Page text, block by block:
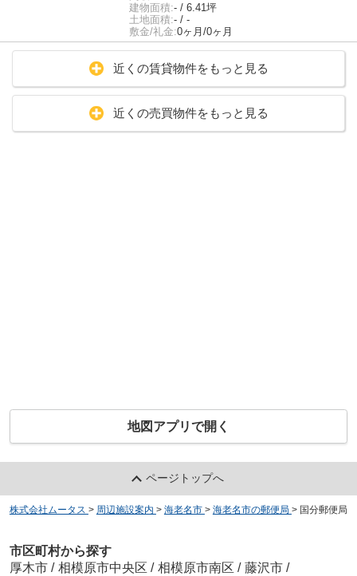
建物面積:- / 6.41坪
土地面積:- / -
敷金/礼金:0ヶ月/0ヶ月
近くの賃貸物件をもっと見る
近くの売買物件をもっと見る
地図アプリで開く
ページトップへ
株式会社ムータス > 周辺施設案内 > 海老名市 > 海老名市の郵便局 > 国分郵便局
市区町村から探す
厚木市 / 相模原市中央区 / 相模原市南区 / 藤沢市 /